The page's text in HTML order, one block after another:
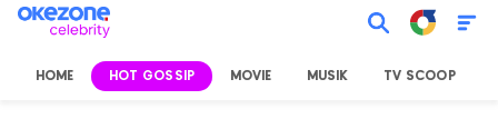
HOME HOT GOSSIP MOVIE MUSIK TV SCOOP